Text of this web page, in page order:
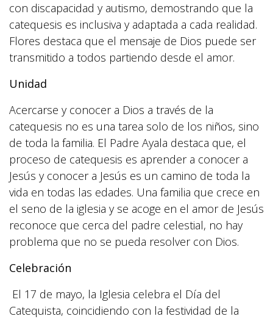
con discapacidad y autismo, demostrando que la
catequesis es inclusiva y adaptada a cada realidad.
Flores destaca que el mensaje de Dios puede ser
transmitido a todos partiendo desde el amor.
Unidad
Acercarse y conocer a Dios a través de la
catequesis no es una tarea solo de los niños, sino
de toda la familia. El Padre Ayala destaca que, el
proceso de catequesis es aprender a conocer a
Jesús y conocer a Jesús es un camino de toda la
vida en todas las edades. Una familia que crece en
el seno de la iglesia y se acoge en el amor de Jesús
reconoce que cerca del padre celestial, no hay
problema que no se pueda resolver con Dios.
Celebración
El 17 de mayo, la Iglesia celebra el Día del
Catequista, coincidiendo con la festividad de la